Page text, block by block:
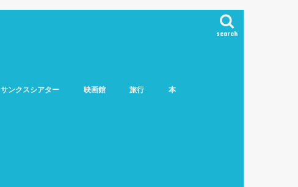
search
サンクスシアター 映画館 旅行 本